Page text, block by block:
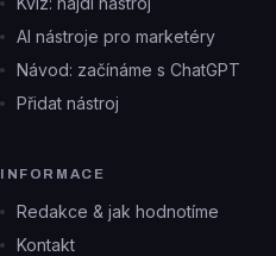
AI nástroje pro marketéry
Návod: začínáme s ChatGPT
Přidat nástroj
INFORMACE
Redakce & jak hodnotíme
Kontakt